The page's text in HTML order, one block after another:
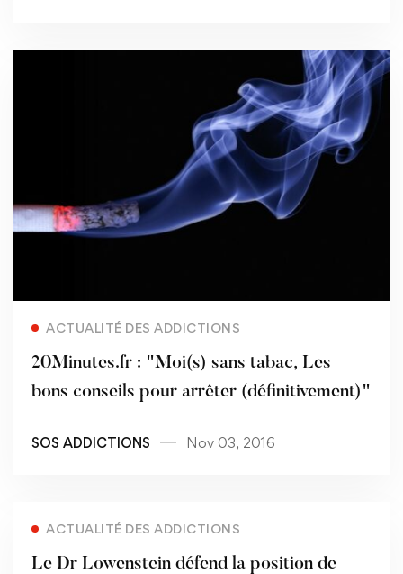
ACTUALITÉ DES ADDICTIONS
20Minutes.fr : "Moi(s) sans tabac, Les
bons conseils pour arrêter (définitivement)"
SOS ADDICTIONS Nov 03, 2016
ACTUALITÉ DES ADDICTIONS
Le Dr Lowenstein défend la position de